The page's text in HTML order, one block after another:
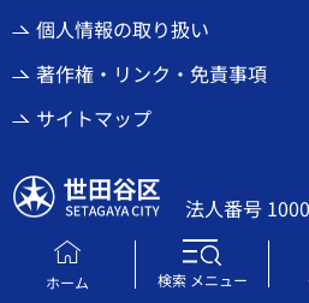
ホーム 検索メニュー
個人情報の取り扱い
著作権・リンク・免責事項
サイトマップ
世田谷区
法人番号
〒154-8504 東京都世田谷区世田
電話番号
03-5432-1111（代表）